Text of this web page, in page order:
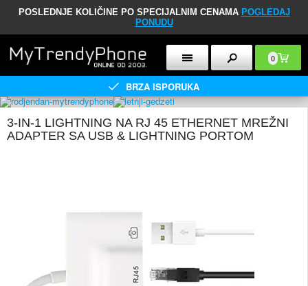
POSLEDNJE KOLIČINE PO SPECIJALNIM CENAMA POGLEDAJ
PONUDU
0
BRZA ISPORUKA
3-IN-1 LIGHTNING NA RJ 45 ETHERNET MREŽNI
ADAPTER SA USB & LIGHTNING PORTOM